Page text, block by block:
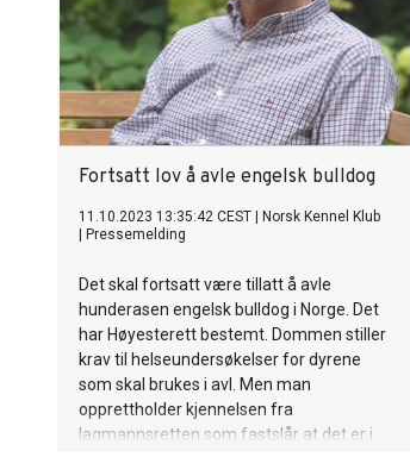
faglige analyser.
Fortsatt lov å avle engelsk bulldog
11.10.2023 13:35:42 CEST
Norsk Kennel Klub
Pressemelding
Det skal fortsatt være tillatt å avle
hunderasen engelsk bulldog i Norge. Det
har Høyesterett bestemt. Dommen stiller
krav til helseundersøkelser for dyrene
som skal brukes i avl. Men man
opprettholder kjennelsen fra
lagmannsretten som fastslår at det er i